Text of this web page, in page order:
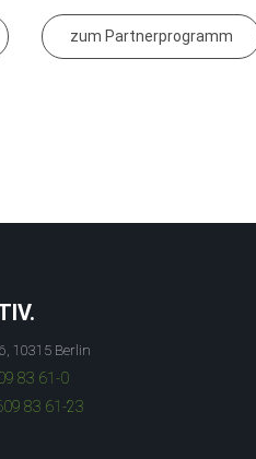
zum Partnerprogramm
10315 Berlin
83 61-0
83 61-23